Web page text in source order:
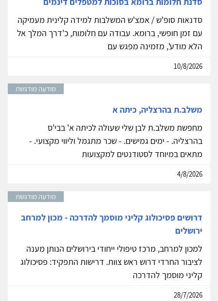
סדנאות סופ'ש / אמצ'ש המשלבות למידה קלינית מעמיקה
עם זמן חופשי, ברומא. עבודה עם חלומות, כ'דרך המלך אל
הלא מודע', מזמינה מפגש עם
10/8/2026
מודעה מודגשת
משלב.ת בהרצליה, כיתה א
מחפשת משלב.ת לבן שלי שעולה לכיתה א' בבי'ס
בהרצליה. - ימים גמישים. - שכר מתגמל וליווי מקצועי. -
מתאים במיוחד לסטודנטים למקצועות
4/8/2026
מודעה מודגשת
דרושים פסיכולוג קליני מוסמך להדרכה - מכון למרחב
ירושלים
למכון למרחב, מרכז טיפולי ייחודי בירושלים הנותן מענה
לציבור החרדי דרוש ראש צוות. דרישות התפקיד: פסיכולוג
קליני מוסמך להדרכה
28/7/2026